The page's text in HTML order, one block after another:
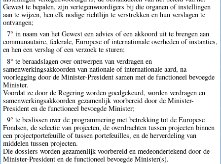
Gewest te bepalen, zijn vertegenwoordigers bij die organen of instellingen
aan te wijzen, hen elk nodige richtlijn te verstrekken en hun verslagen te
ontvangen;
7° in naam van het Gewest een advies of een akkoord uit te brengen aan
communautaire, federale, Europese of internationale overheden of instanties,
en hen een verslag of een verzoek te sturen;
8° te beraadslagen over ontwerpen van verdragen en
samenwerkingsakkoorden van nationale of internationale aard, na
voorlegging door de Minister-President samen met de functioneel bevoegde
Minister.
Voordat ze door de Regering worden goedgekeurd, worden verdragen en
samenwerkingsakkoorden gezamenlijk voorbereid door de Minister-
President en de functioneel bevoegde Minister;
9° te beslissen over de programmering met betrekking tot de Europese
Fondsen, de selectie van projecten, de overdrachten tussen projecten binnen
een projectportefeuille of tussen portefeuilles, en de herverdeling van
middelen tussen projecten.
Die dossiers worden gezamenlijk voorbereid en medeondertekend door de
Minister-President en de functioneel bevoegde Minister(s).